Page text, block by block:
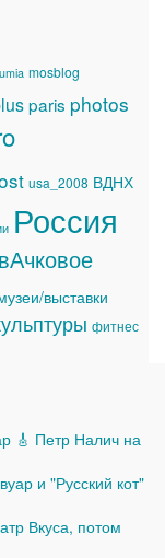
mosblog
paris photos
usa_2008 ВДНХ
Россия
выставки
фитнес
🎸 Петр Налич на
и "Русский кот"
Вкуса, потом